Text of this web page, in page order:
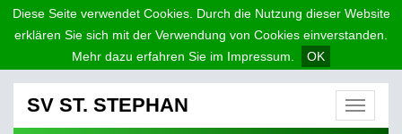
Diese Seite verwendet Cookies. Durch die Nutzung dieser Website
erklären Sie sich mit der Verwendung von Cookies einverstanden.
Mehr dazu erfahren Sie im Impressum.
OK
Menü
SV ST. STEPHAN